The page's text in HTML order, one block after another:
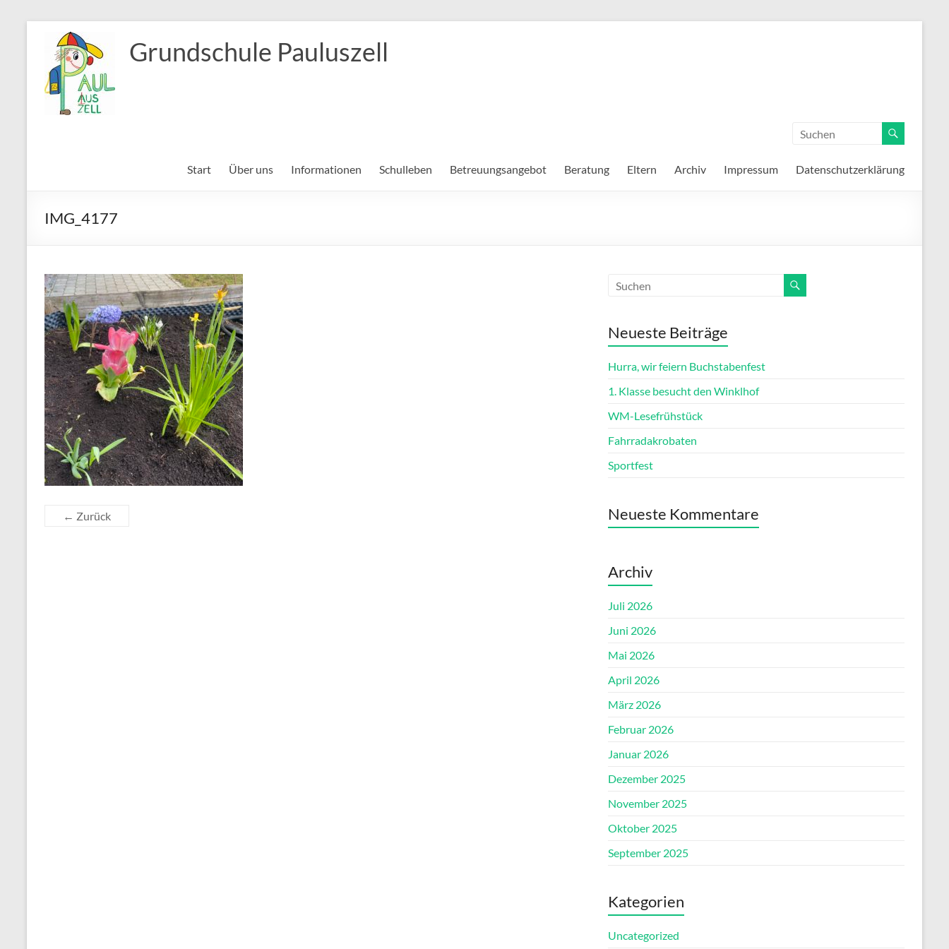
springen
Grundschule Pauluszell
Start Über uns Informationen Schulleben Betreuungsangebot Beratung Eltern Archiv Impressum Datenschutzerklärung
IMG_4177
← Zurück
Neueste Beiträge
Hurra, wir feiern Buchstabenfest
1. Klasse besucht den Winklhof
WM-Lesefrühstück
Fahrradakrobaten
Sportfest
Neueste Kommentare
Archiv
Juli 2026
Juni 2026
Mai 2026
April 2026
März 2026
Februar 2026
Januar 2026
Dezember 2025
November 2025
Oktober 2025
September 2025
Kategorien
Uncategorized